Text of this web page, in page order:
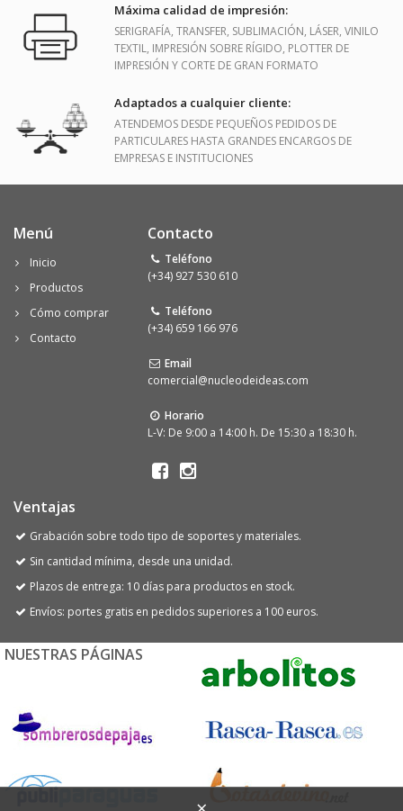
Máxima calidad de impresión:
SERIGRAFÍA, TRANSFER, SUBLIMACIÓN, LÁSER, VINILO
TEXTIL, IMPRESIÓN SOBRE RÍGIDO, PLOTTER DE
IMPRESIÓN Y CORTE DE GRAN FORMATO
Adaptados a cualquier cliente:
ATENDEMOS DESDE PEQUEÑOS PEDIDOS DE
PARTICULARES HASTA GRANDES ENCARGOS DE
EMPRESAS E INSTITUCIONES
Menú
Inicio
Productos
Cómo comprar
Contacto
Contacto
Teléfono
(+34) 927 530 610
Teléfono
(+34) 659 166 976
Email
comercial@nucleodeideas.com
Horario
L-V: De 9:00 a 14:00 h. De 15:30 a 18:30 h.
Ventajas
Grabación sobre todo tipo de soportes y materiales.
Sin cantidad mínima, desde una unidad.
Plazos de entrega: 10 días para productos en stock.
Envíos: portes gratis en pedidos superiores a 100 euros.
NUESTRAS PÁGINAS